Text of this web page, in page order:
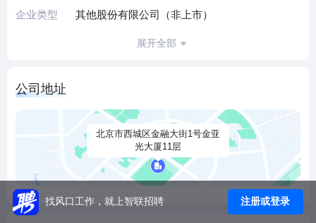
上）提供风险咨询与保险经纪服务。
多年来，昆仑保险经纪与国内外多家保险、再保险机构建立
域有着丰富的实践经验，自主研发了风险管理信息系统
（RMIS）及客户关系管理系统(CRM)，以信息和数据为支撑
为客户提供优质高效服务。
企业类型 其他股份有限公司（非上市）
展开全部
公司地址
北京市西城区金融大街1号金亚
光大厦11层
找风口工作，就上智联招聘 注册或登录